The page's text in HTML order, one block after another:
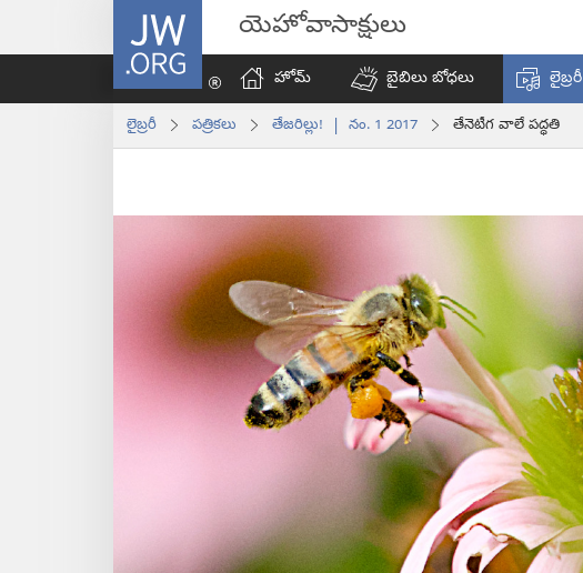
JW.ORG యెహోవాసాక్షులు
హోమ్‌
బైబిలు బోధలు లైబ్రరీ
లైబ్రరీ పత్రికలు తేజరిల్లు! | నం. 1 2017 తేనెటీగ వాలే పద్ధతి